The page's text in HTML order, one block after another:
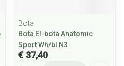
Bota
Bota El-bota Anatomic
Sport Wh/bl N3
€ 37,40